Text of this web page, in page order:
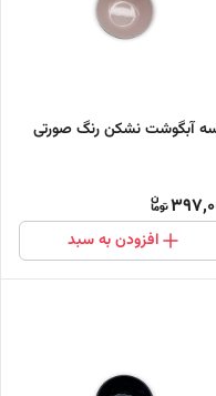
آبگوشت نشکن رنگ صورتی
افزودن به سبد